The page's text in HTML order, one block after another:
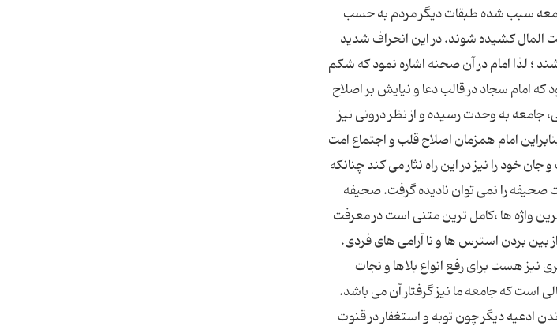
سبب شده طبقات دیگر مردم به حسب
المال کشیده شوند. در این انحراف شدید
؛ لذا امام در آن صحنه اشاره نمود که شکم
امام سجاد در قالب دعا و نیایش بر اصلاح
جامعه به وحدت رسیده و از نظر درونی نیز
امام همزمان اصلاح قلب و اجتماع امت
خود را نیز در این راه نثار می کند چنانکه
صحیفه را نمی توان نادیده گرفت. صحیفه
واژه ها ،کامل ترین متنی است در معرفت
بین بردن استرس ها و نا آرامی های فردی.
نیز هست برای رفع انواع بلاها و نجات
است که جامعه ما نیز گرفتار آن می باشد.
ادعیه دیگر چون توبه و استغفار در قنوت